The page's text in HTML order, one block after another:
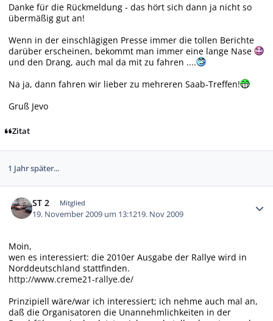
Danke für die Rückmeldung - das hört sich dann ja nicht so
übermäßig gut an!
Wenn in der einschlägigen Presse immer die tollen Berichte
darüber erscheinen, bekommt man immer eine lange Nase
und den Drang, auch mal da mit zu fahren ....
Na ja, dann fahren wir lieber zu mehreren Saab-Treffen!
Gruß Jevo
Zitat
1 Jahr später...
ST 2 Mitglied
19. November 2009 um 13:1219. Nov 2009
Moin,
wen es interessiert: die 2010er Ausgabe der Rallye wird in
Norddeutschland stattfinden.
http://www.creme21-rallye.de/
Prinzipiell wäre/war ich interessiert; ich nehme auch mal an,
daß die Organisatoren die Unannehmlichkeiten in der